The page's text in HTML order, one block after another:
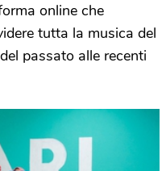
online che
tutta la musica del
passato alle recenti